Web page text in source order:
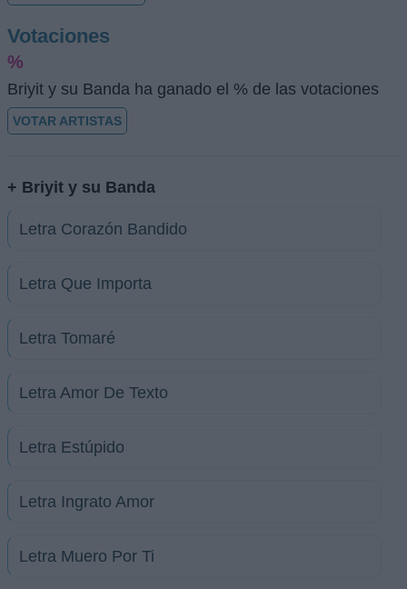
Votaciones
%
Briyit y su Banda ha ganado el % de las votaciones
VOTAR ARTISTAS
+ Briyit y su Banda
Letra Corazón Bandido
Letra Que Importa
Letra Tomaré
Letra Amor De Texto
Letra Estúpido
Letra Ingrato Amor
Letra Muero Por Ti